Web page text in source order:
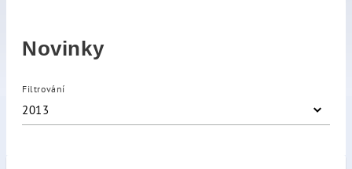
Novinky
Filtrování
2013